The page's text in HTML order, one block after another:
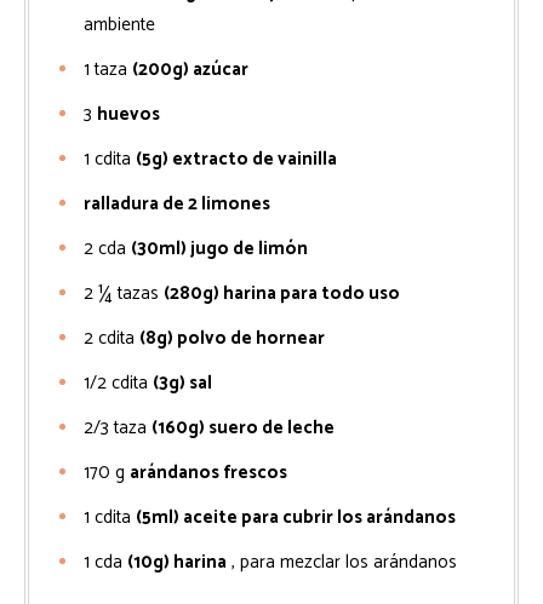
ambiente
1 taza (200g) azúcar
3 huevos
1 cdita (5g) extracto de vainilla
ralladura de 2 limones
2cda (30ml) jugo de limón
2 ¼tazas (280g) harina para todo uso
2cdita (8g) polvo de hornear
1/2cdita (3g) sal
2/3 taza (160g) suero de leche
170 g arándanos frescos
1 cdita (5ml) aceite para cubrir los arándanos
1 cda (10g) harina , para mezclar los arándanos